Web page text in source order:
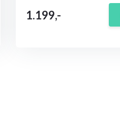
1.199,-